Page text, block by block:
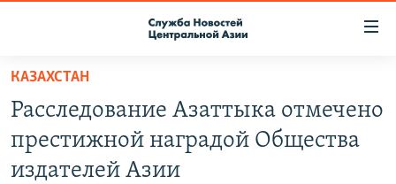
Вернуться
основному
содержанию
Вернутся
ПОДПИСКА
КОНТАКТЫ
КАЗАХСТАН
Расследование Азаттыка отмечено
престижной наградой Общества
издателей Азии